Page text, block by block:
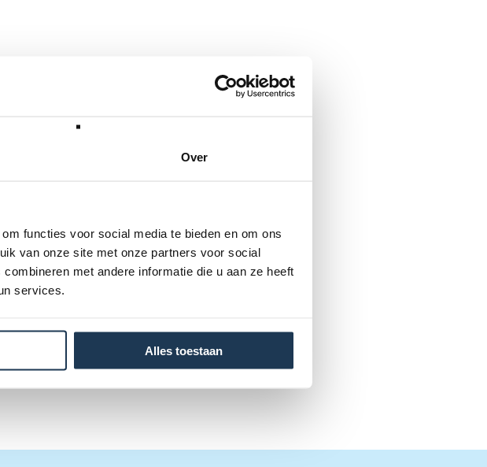
Over
functies voor social media te bieden en om ons
van onze site met onze partners voor social
met andere informatie die u aan ze heeft
services.
Alles toestaan